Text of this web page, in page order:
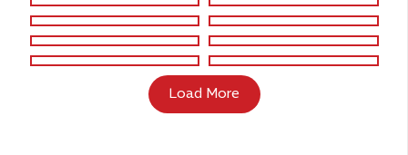
Load More